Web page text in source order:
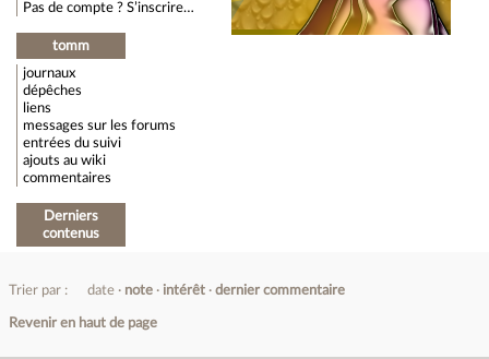
Pas de compte ? S’inscrire…
tomm
journaux
dépêches
liens
messages sur les forums
entrées du suivi
ajouts au wiki
commentaires
Derniers
contenus
Trier par : date note intérêt dernier commentaire
Revenir en haut de page